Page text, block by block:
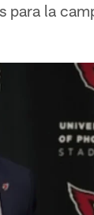
para la